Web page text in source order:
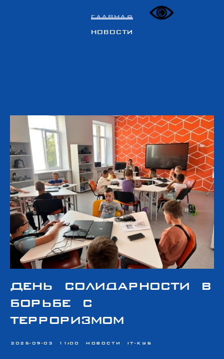
Главная
Новости
День солидарности в
борьбе с
терроризмом
2025-09-03 11:00 НОВОСТИ IT-КУБ